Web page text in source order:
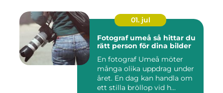
01. jul
Fotograf umeå så hittar du
rätt person för dina bilder
En fotograf Umeå möter
många olika uppdrag under
året. En dag kan handla om
ett stilla bröllop vid h...